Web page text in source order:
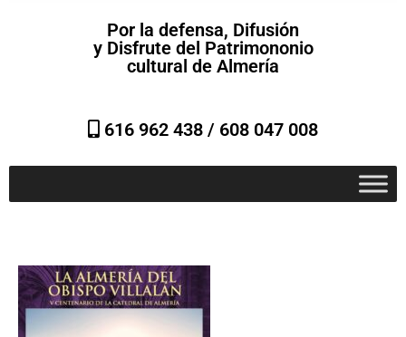
Por la defensa, Difusión
y Disfrute del Patrimononio
cultural de Almería
616 962 438 / 608 047 008